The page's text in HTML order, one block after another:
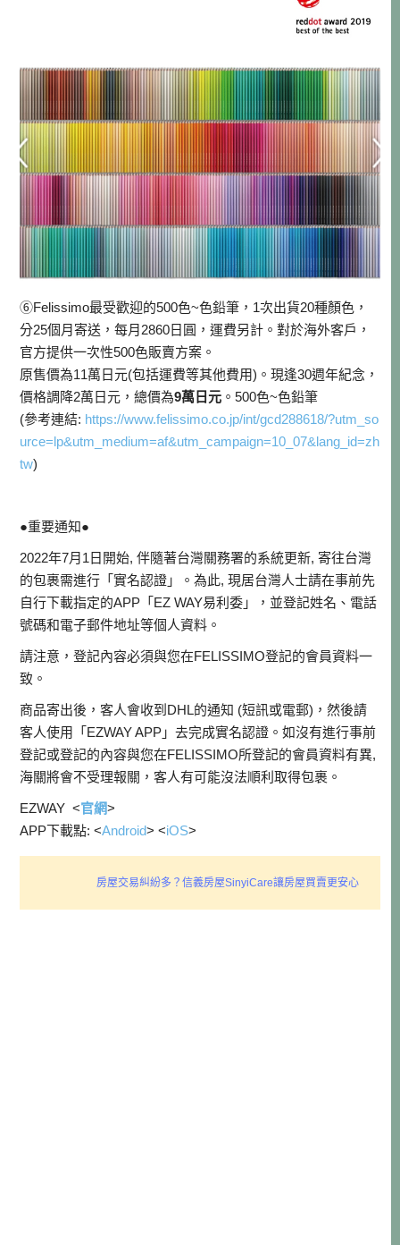
⑥Felissimo最受歡迎的500色~色鉛筆，1次出貨20種顏色，
分25個月寄送，每月2860日圓，運費另計。對於海外客戶，
官方提供一次性500色販賣方案。
原售價為11萬日元(包括運費等其他費用)。現逢30週年紀念，
價格調降2萬日元，總價為9萬日元 。500色~色鉛筆
(參考連結: https://www.felissimo.co.jp/int/gcd288618/?utm_so
urce=lp&utm_medium=af&utm_campaign=10_07&lang_id=zh
tw)
●重要通知●
2022年7月1日開始, 伴隨著台灣關務署的系統更新, 寄往台灣
的包裹需進行「實名認證」。為此, 現居台灣人士請在事前先
自行下載指定的APP「EZ WAY易利委」，並登記姓名、電話
號碼和電子郵件地址等個人資料。
請注意，登記內容必須與您在FELISSIMO登記的會員資料一
致。
商品寄出後，客人會收到DHL的通知 (短訊或電郵)，然後請
客人使用「EZWAY APP」去完成實名認證。如沒有進行事前
登記或登記的內容與您在FELISSIMO所登記的會員資料有異,
海關將會不受理報關，客人有可能沒法順利取得包裹。
EZWAY <官網>
APP下載點: <Android> <iOS>
房屋交易糾紛多？信義房屋SinyiCare讓房屋買賣更安心